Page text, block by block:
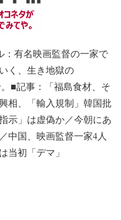
：有名映画監督の一家で
く、生き地獄の
■記事：「福島食材、そ
相、「輸入規制」韓国批
示」は虚偽か／今朝にあ
国、映画監督一家4人
初「デマ」